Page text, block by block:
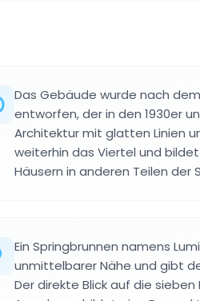
Das Gebäude wurde nach
entworfen, der in den 1930er
Architektur mit glatten Linien
weiterhin das Viertel und
Häusern in anderen Teilen der
Ein Springbrunnen namens
unmittelbarer Nähe und gibt
Der direkte Blick auf die